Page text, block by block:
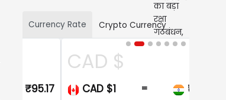
Currency Rate Crypto Currency
CAD $
CAD $1 = ₹67.88